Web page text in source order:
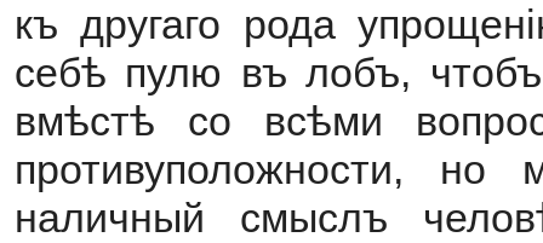
къ другаго рода
себѣ пулю въ лобъ,
вмѣстѣ со всѣми
противуположности,
наличный смыслъ